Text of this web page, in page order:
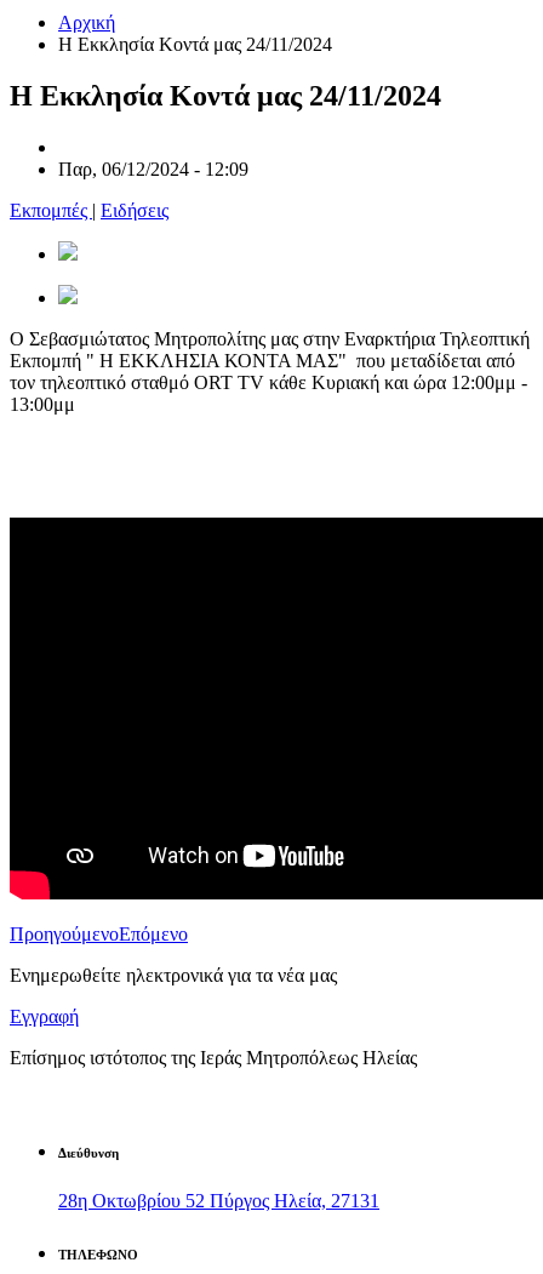
Αρχική
Η Εκκλησία Κοντά μας 24/11/2024
Η Εκκλησία Κοντά μας 24/11/2024
Παρ, 06/12/2024 - 12:09
Εκπομπές | Ειδήσεις
Ο Σεβασμιώτατος Μητροπολίτης μας στην Εναρκτήρια Τηλεοπτική
Εκπομπή " Η ΕΚΚΛΗΣΙΑ ΚΟΝΤΑ ΜΑΣ" που μεταδίδεται από
τον τηλεοπτικό σταθμό ORT TV κάθε Κυριακή και ώρα 12:00μμ -
13:00μμ
ΠροηγούμενοΕπόμενο
Ενημερωθείτε ηλεκτρονικά για τα νέα μας
Εγγραφή
Επίσημος ιστότοπος της Ιεράς Μητροπόλεως Ηλείας
Διεύθυνση
28η Οκτωβρίου 52 Πύργος Ηλεία, 27131
ΤΗΛΕΦΩΝΟ